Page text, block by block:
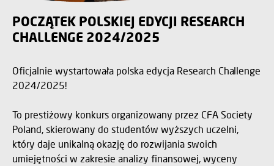
POCZĄTEK POLSKIEJ EDYCJI RESEARCH
CHALLENGE 2024/2025
Oficjalnie wystartowała polska edycja Research Challenge
2024/2025!
To prestiżowy konkurs organizowany przez CFA Society
Poland, skierowany do studentów wyższych uczelni,
który daje unikalną okazję do rozwijania swoich
umiejętności w zakresie analizy finansowej, wyceny